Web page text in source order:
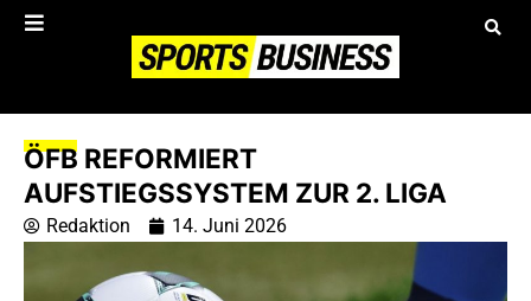
ÖFB REFORMIERT
AUFSTIEGSSYSTEM ZUR 2. LIGA
Redaktion 14. Juni 2026